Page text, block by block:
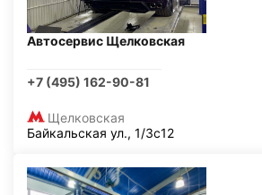
Автосервис Щелковская
+7 (495) 162-90-81
Щелковская
Байкальская ул., 1/3с12